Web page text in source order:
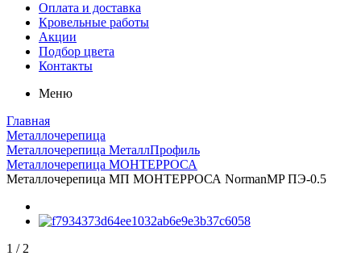
Оплата и доставка
Кровельные работы
Акции
Подбор цвета
Контакты
Меню
Главная
Металлочерепица
Металлочерепица МеталлПрофиль
Металлочерепица МОНТЕРРОСА
Металлочерепица МП МОНТЕРРОСА NormanMP ПЭ-0.5
1 / 2